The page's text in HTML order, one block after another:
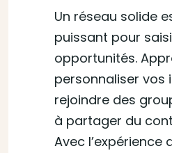
Un réseau solide
puissant pour
opportunités.
personnaliser vos
rejoindre des
à partager du
Avec